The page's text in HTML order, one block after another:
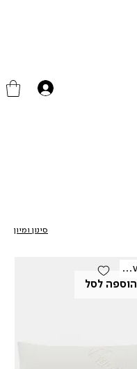
סינון ומיון
הוספה לסל
New